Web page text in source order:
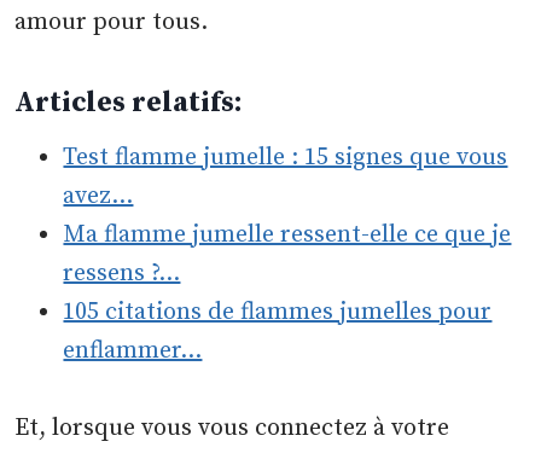
amour pour tous.
Articles relatifs:
Test flamme jumelle : 15 signes que vous
avez…
Ma flamme jumelle ressent-elle ce que je
ressens ?…
105 citations de flammes jumelles pour
enflammer…
Et, lorsque vous vous connectez à votre